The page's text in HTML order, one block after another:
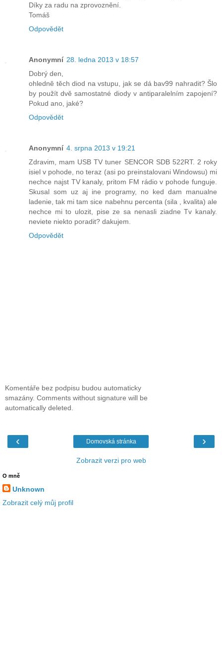
Díky za radu na zprovoznění.
Tomáš
Odpovědět
Anonymní 28. ledna 2013 v 18:57
Dobrý den,
ohledně těch diod na vstupu, jak se dá bav99 nahradit? Šlo
by použít dvě samostatné diody v antiparalelním zapojení?
Pokud ano, jaké?
Odpovědět
Anonymní 4. srpna 2013 v 19:21
Zdravim, mam USB TV tuner SENCOR SDB 522RT. 2 roky
isiel v pohode, no teraz (asi po preinstalovani Windowsu) mi
nechce najst TV kanaly, pritom FM rádio v pohode funguje.
Skusal som uz aj ine programy, no ked dam manualne
ladenie, tak mi tam sice nabehnu percenta (sila , kvalita) ale
nechce mi to ulozit, pise ze sa nenasli ziadne Tv kanaly.
neviete niekto poradit? dakujem.
Odpovědět
Komentáře bez podpisu budou automaticky
smazány. Comments without signature will be
automatically deleted.
‹ ›
Domovská stránka
Zobrazit verzi pro web
O mně
Unknown
Zobrazit celý můj profil